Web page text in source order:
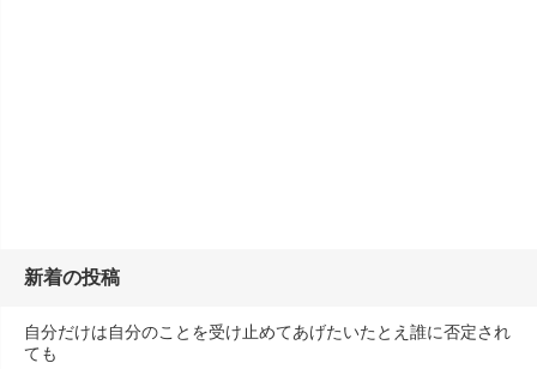
新着の投稿
自分だけは自分のことを受け止めてあげたいたとえ誰に否定され
ても